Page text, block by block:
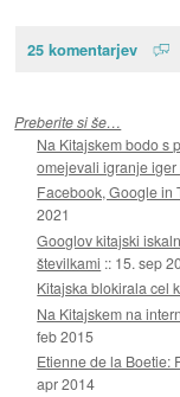
25 komentarjev
Preberite si še…
Na Kitajskem bodo s
omejevali igranje iger
Facebook, Google in
2021
Googlov kitajski
številkami :: 15. sep
Kitajska blokirala cel
Na Kitajskem na
feb 2015
Etienne de la Boetie:
apr 2014